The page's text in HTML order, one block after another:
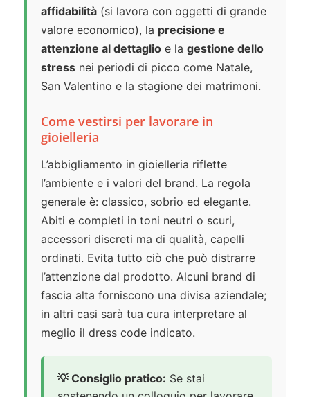
affidabilità (si lavora con oggetti di grande
valore economico), la precisione e
attenzione al dettaglio e la gestione dello
stress nei periodi di picco come Natale,
San Valentino e la stagione dei matrimoni.
Come vestirsi per lavorare in
gioielleria
L’abbigliamento in gioielleria riflette
l’ambiente e i valori del brand. La regola
generale è: classico, sobrio ed elegante.
Abiti e completi in toni neutri o scuri,
accessori discreti ma di qualità, capelli
ordinati. Evita tutto ciò che può distrarre
l’attenzione dal prodotto. Alcuni brand di
fascia alta forniscono una divisa aziendale;
in altri casi sarà tua cura interpretare al
meglio il dress code indicato.
💡 Consiglio pratico: Se stai